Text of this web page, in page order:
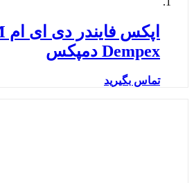
Dempex دمپکس
تماس بگیرید